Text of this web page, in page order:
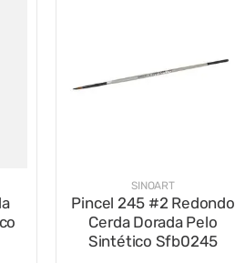
SINOART
Pincel 245 #2 Redondo
Cerda Dorada Pelo
Sintético Sfb0245